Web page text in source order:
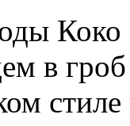
Коко
в